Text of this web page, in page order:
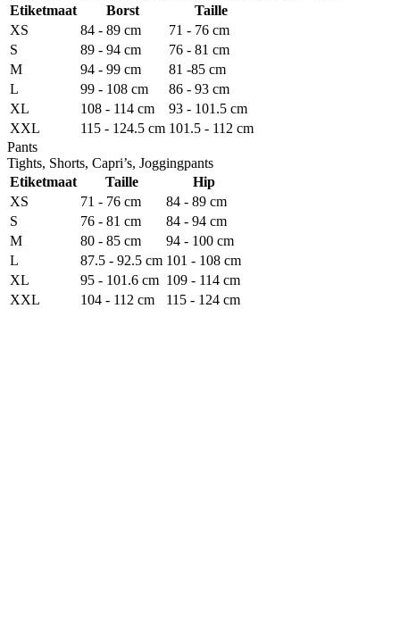
Etiketmaat
Borst
Taille
XS
84 - 89 cm
71 - 76 cm
S
89 - 94 cm
76 - 81 cm
M
94 - 99 cm
81 -85 cm
L
99 - 108 cm
86 - 93 cm
XL
108 - 114 cm
93 - 101.5 cm
XXL
115 - 124.5 cm 101.5 - 112 cm
Pants
Tights, Shorts, Capri’s, Joggingpants
Etiketmaat
Taille
Hip
XS
71 - 76 cm
84 - 89 cm
S
76 - 81 cm
84 - 94 cm
M
80 - 85 cm
94 - 100 cm
L
87.5 - 92.5 cm 101 - 108 cm
XL
95 - 101.6 cm 109 - 114 cm
XXL
104 - 112 cm 115 - 124 cm